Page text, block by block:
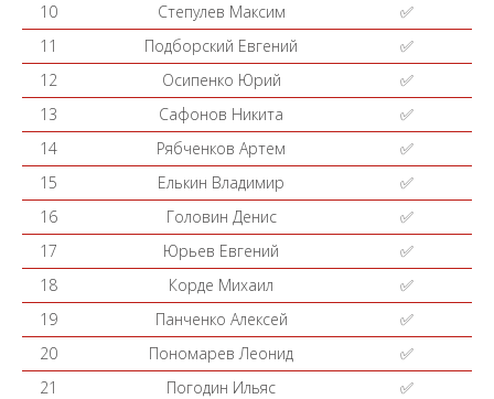
10
Степулев Максим
✅
11
Подборский Евгений
✅
12
Осипенко Юрий
✅
13
Сафонов Никита
✅
14
Рябченков Артем
✅
15
Елькин Владимир
✅
16
Головин Денис
✅
17
Юрьев Евгений
✅
18
Корде Михаил
✅
19
Панченко Алексей
✅
20
Пономарев Леонид
✅
21
Погодин Ильяс
✅